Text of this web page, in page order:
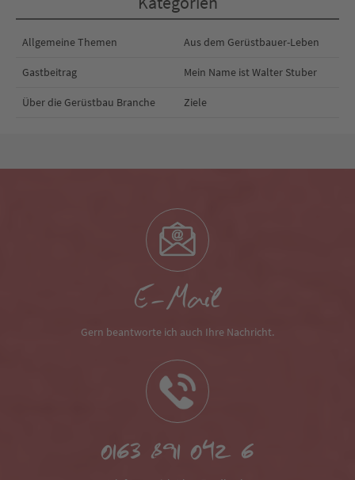
Allgemeine Themen Aus dem Gerüstbauer-Leben
Gastbeitrag Mein Name ist Walter Stuber
Über die Gerüstbau Branche Ziele
E-Mail
Gern beantworte ich auch Ihre Nachricht.
0163 891 042 6